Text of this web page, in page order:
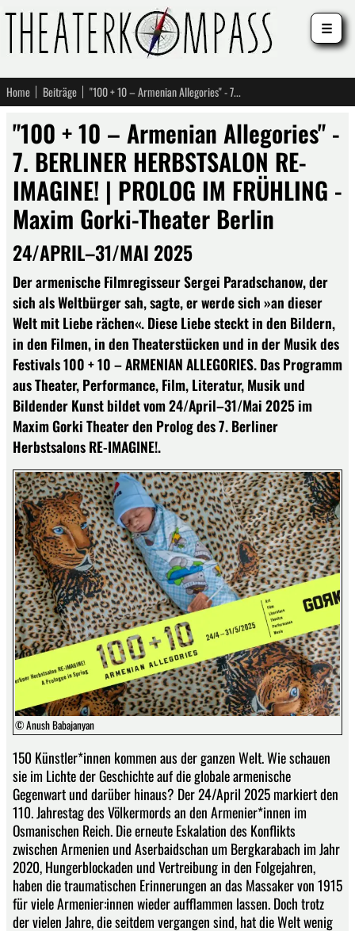
Home Beiträge "100 + 10 – Armenian Allegories" - 7. BERLINER HERBSTSALON RE-IMAGINE! | PROLOG IM FRÜHLING - Maxim Gorki-Theater Berlin
"100 + 10 – Armenian Allegories" -
7. BERLINER HERBSTSALON RE-
IMAGINE! | PROLOG IM FRÜHLING -
Maxim Gorki-Theater Berlin
24/APRIL–31/MAI 2025
Der armenische Filmregisseur Sergei Paradschanow, der
sich als Weltbürger sah, sagte, er werde sich »an dieser
Welt mit Liebe rächen«. Diese Liebe steckt in den Bildern,
in den Filmen, in den Theaterstücken und in der Musik des
Festivals 100 + 10 – ARMENIAN ALLEGORIES. Das Programm
aus Theater, Performance, Film, Literatur, Musik und
Bildender Kunst bildet vom 24/April–31/Mai 2025 im
Maxim Gorki Theater den Prolog des 7. Berliner
Herbstsalons RE-IMAGINE!.
© Anush Babajanyan
150 Künstler*innen kommen aus der ganzen Welt. Wie schauen
sie im Lichte der Geschichte auf die globale armenische
Gegenwart und darüber hinaus? Der 24/April 2025 markiert den
110. Jahrestag des Völkermords an den Armenier*innen im
Osmanischen Reich. Die erneute Eskalation des Konflikts
zwischen Armenien und Aserbaidschan um Bergkarabach im Jahr
2020, Hungerblockaden und Vertreibung in den Folgejahren,
haben die traumatischen Erinnerungen an das Massaker von 1915
für viele Armenier:innen wieder aufflammen lassen. Doch trotz
der vielen Jahre, die seitdem vergangen sind, hat die Welt wenig
☰